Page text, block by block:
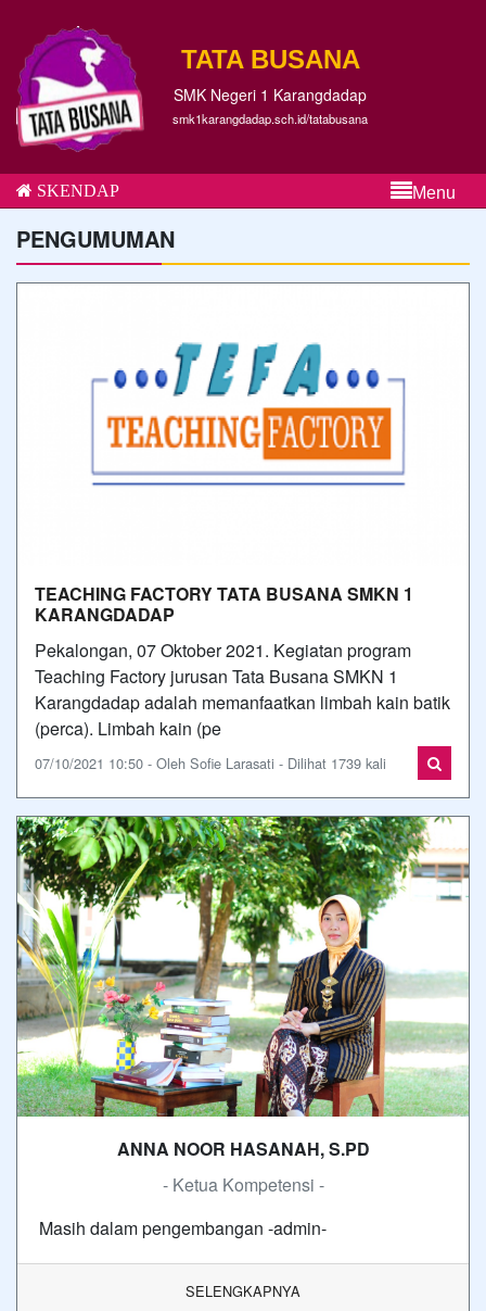
TATA BUSANA
SMK Negeri 1 Karangdadap
smk1karangdadap.sch.id/tatabusana
SKENDAP Menu
PENGUMUMAN
TEACHING FACTORY TATA BUSANA SMKN 1
KARANGDADAP
Pekalongan, 07 Oktober 2021. Kegiatan program
Teaching Factory jurusan Tata Busana SMKN 1
Karangdadap adalah memanfaatkan limbah kain batik
(perca). Limbah kain (pe
07/10/2021 10:50 - Oleh Sofie Larasati - Dilihat 1739 kali
ANNA NOOR HASANAH, S.PD
- Ketua Kompetensi -
Masih dalam pengembangan -admin-
SELENGKAPNYA